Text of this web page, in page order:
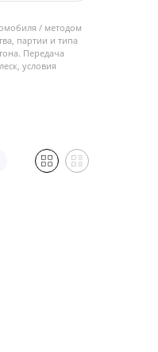
/ методом
партии и типа
Передача
условия